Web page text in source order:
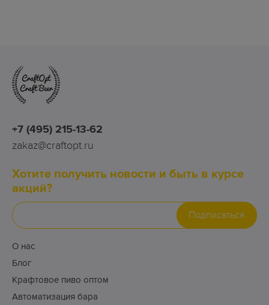
+7 (495) 215-13-62
zakaz@craftopt.ru
Хотите получить новости и быть в курсе
акций?
Подписаться
О нас
Блог
Крафтовое пиво оптом
Автоматизация бара